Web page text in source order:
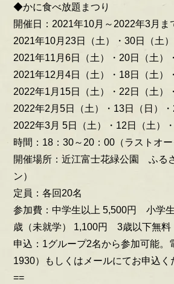
◆かに食べ放題まつり
開催日：2021年10月～2022年3月ま
2021年10月23日（土）・30日（土）
2021年11月6日（土）・20日（土）
2021年12月4日（土）・18日（土）
2022年1月15日（土）・22日（土）
2022年2月5日（土）・13日（日）・
2022年3月 5日（土）・12日（土）
時間：18：30～20：00（ラストオー
開催場所：近江富士花緑公園 ふる
ン）
定員：各回20名
参加費：中学生以上 5,500円 小学
歳（未就学） 1,100円 3歳以下無料
申込：1グループ2名から参加可能。
1930）もしくはメールにてお申込く
==